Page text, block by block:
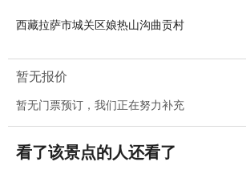
西藏拉萨市城关区娘热山沟曲贡村
暂无报价
暂无门票预订，我们正在努力补充
看了该景点的人还看了